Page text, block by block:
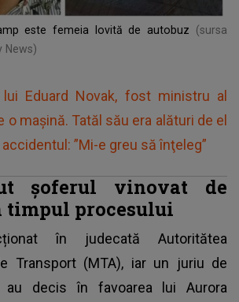
este femeia lovită de autobuz
(sursa
News)
lui Eduard Novak, fost ministru al
o mașină. Tatăl său era alături de el
”Mi-e greu să înţeleg”
șoferul vinovat de
timpul procesului
în judecată Autoritătea
Transport (MTA), iar un juriu de
au decis în favoarea lui Aurora